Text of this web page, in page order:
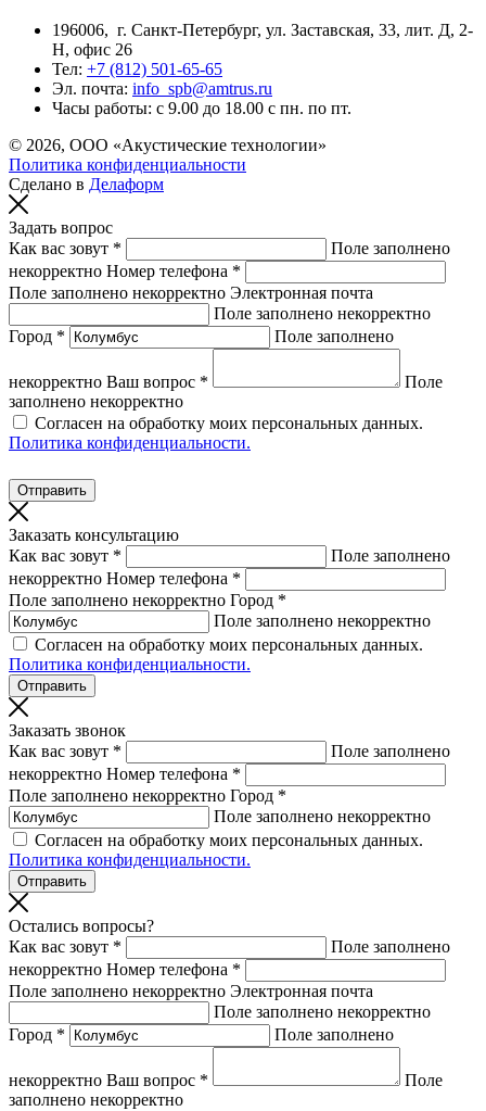
196006, г. Санкт-Петербург, ул. Заставская, 33, лит. Д, 2-
Н, офис 26
Тел: +7 (812) 501-65-65
Эл. почта: info_spb@amtrus.ru
Часы работы: с 9.00 до 18.00 с пн. по пт.
© 2026, ООО «Акустические технологии»
Политика конфиденциальности
Сделано в Делаформ
Задать вопрос
Как вас зовут *
Поле заполнено
некорректно Номер телефона *
Поле заполнено некорректно Электронная почта
Поле заполнено некорректно
Город *
Поле заполнено
некорректно Ваш вопрос *
Поле
заполнено некорректно
Согласен на обработку моих персональных данных.
Политика конфиденциальности.
Заказать консультацию
Как вас зовут *
Поле заполнено
некорректно Номер телефона *
Поле заполнено некорректно Город *
Поле заполнено некорректно
Согласен на обработку моих персональных данных.
Политика конфиденциальности.
Заказать звонок
Как вас зовут *
Поле заполнено
некорректно Номер телефона *
Поле заполнено некорректно Город *
Поле заполнено некорректно
Согласен на обработку моих персональных данных.
Политика конфиденциальности.
Остались вопросы?
Как вас зовут *
Поле заполнено
некорректно Номер телефона *
Поле заполнено некорректно Электронная почта
Поле заполнено некорректно
Город *
Поле заполнено
некорректно Ваш вопрос *
Поле
заполнено некорректно